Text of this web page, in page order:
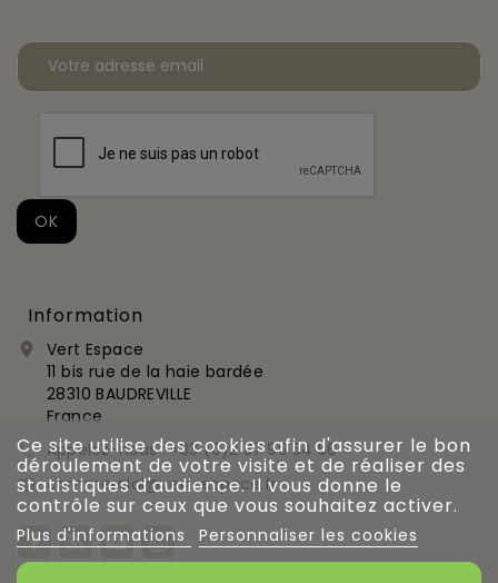
Information

Vert Espace
11 bis rue de la haie bardée
28310 BAUDREVILLE
France
 Appelez-nous :+33 (0)2 37 99 54 56
 commercial@vert-espace.fr
Ce site utilise des cookies afin d'assurer le bon
déroulement de votre visite et de réaliser des
statistiques d'audience. Il vous donne le
contrôle sur ceux que vous souhaitez activer.
Plus d'informations Personnaliser les cookies